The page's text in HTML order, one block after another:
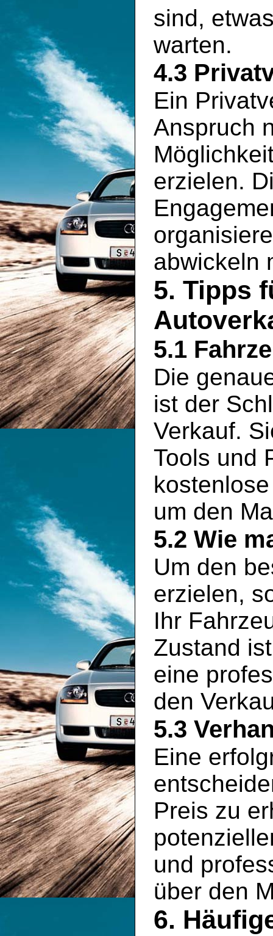
sind,
warten.
4.3
Ein
Anspruch
erzielen.
abwickeln
5. Tipps
5.1
Die
ist der
Verkauf.
Tools und
um den
5.2 Wie
Um den
erzielen,
Ihr
Zustand
eine
den
5.3
Eine
Preis zu
und
über den
6.